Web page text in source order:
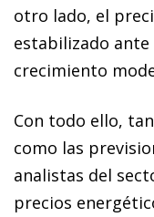
otro lado, el
estabilizado
crecimiento
Con todo ello,
como las
analistas del
precios